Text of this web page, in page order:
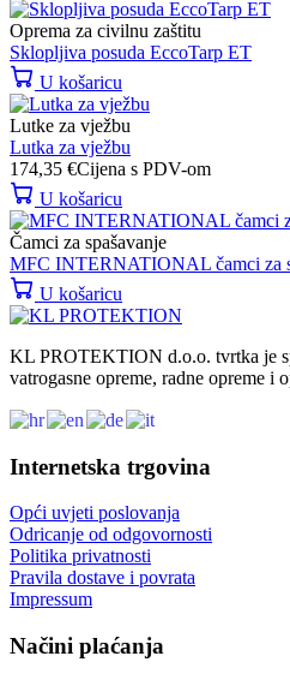
Oprema za civilnu zaštitu
Sklopljiva posuda EccoTarp ET
U košaricu
Lutke za vježbu
Lutka za vježbu
174,35 €Cijena s PDV-om
U košaricu
Čamci za spašavanje
MFC INTERNATIONAL čamci za
U košaricu
KL PROTEKTION d.o.o. tvrtka je
vatrogasne opreme, radne opreme i
Internetska trgovina
Opći uvjeti poslovanja
Odricanje od odgovornosti
Politika privatnosti
Pravila dostave i povrata
Impressum
Načini plaćanja